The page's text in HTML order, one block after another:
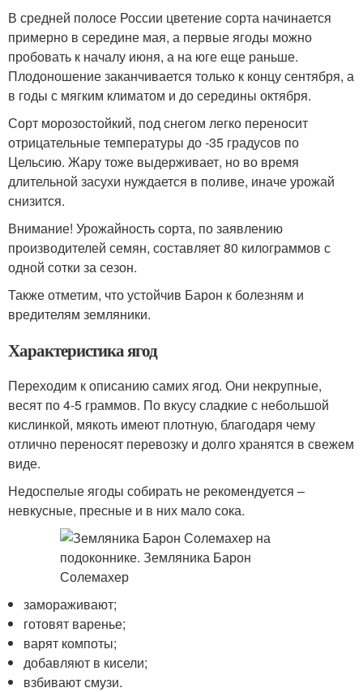
В средней полосе России цветение сорта начинается
примерно в середине мая, а первые ягоды можно
пробовать к началу июня, а на юге еще раньше.
Плодоношение заканчивается только к концу сентября, а
в годы с мягким климатом и до середины октября.
Сорт морозостойкий, под снегом легко переносит
отрицательные температуры до -35 градусов по
Цельсию. Жару тоже выдерживает, но во время
длительной засухи нуждается в поливе, иначе урожай
снизится.
Внимание! Урожайность сорта, по заявлению
производителей семян, составляет 80 килограммов с
одной сотки за сезон.
Также отметим, что устойчив Барон к болезням и
вредителям земляники.
Характеристика ягод
Переходим к описанию самих ягод. Они некрупные,
весят по 4-5 граммов. По вкусу сладкие с небольшой
кислинкой, мякоть имеют плотную, благодаря чему
отлично переносят перевозку и долго хранятся в свежем
виде.
Недоспелые ягоды собирать не рекомендуется –
невкусные, пресные и в них мало сока.
замораживают;
готовят варенье;
варят компоты;
добавляют в кисели;
взбивают смузи.